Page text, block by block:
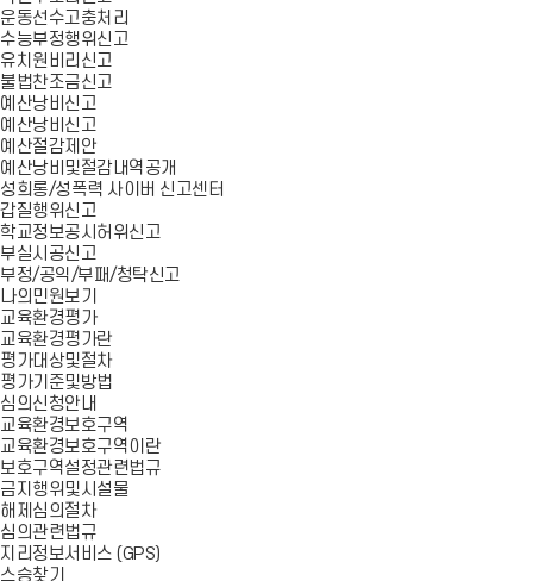
운동선수고충처리
수능부정행위신고
유치원비리신고
불법찬조금신고
예산낭비신고
예산낭비신고
예산절감제안
예산낭비및절감내역공개
성희롱/성폭력 사이버 신고센터
갑질행위신고
학교정보공시허위신고
부실시공신고
부정/공익/부패/청탁신고
나의민원보기
교육환경평가
교육환경평가란
평가대상및절차
평가기준및방법
심의신청안내
교육환경보호구역
교육환경보호구역이란
보호구역설정관련법규
금지행위및시설물
해제심의절차
심의관련법규
지리정보서비스 (GPS)
스승찾기